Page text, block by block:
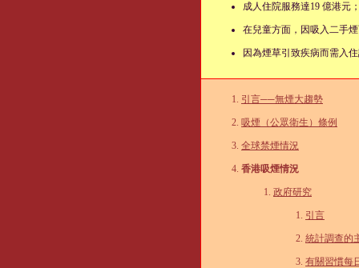
成人住院服務達19 億港元
在兒童方面，因吸入二手
因為煙草引致疾病而需入
引言──無煙大趨勢
吸煙（公眾衛生）條例
全球禁煙情況
香港吸煙情況
政府研究
引言
統計調查的
有關習慣每